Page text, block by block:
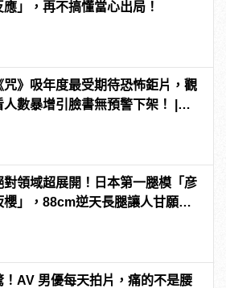
應」，再不搞懂當心出局！
咒》吸年度最受期待恐怖鉅片，觀
人數暴增引臉書無預警下架！ |
對領域超展開！日本第一腿模「彦
櫻」，88cm逆天長腿讓人甘願拜
！AV 男優每天拍片，痛的不是腰